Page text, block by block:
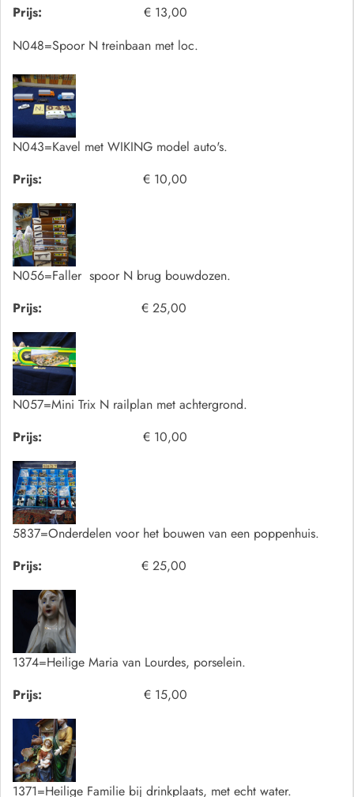
Prijs:
€ 13,00
N048=Spoor N treinbaan met loc.
N043=Kavel met WIKING model auto's.
Prijs:
€ 10,00
N056=Faller spoor N brug bouwdozen.
Prijs:
€ 25,00
N057=Mini Trix N railplan met achtergrond.
Prijs:
€ 10,00
5837=Onderdelen voor het bouwen van een poppenhuis.
Prijs:
€ 25,00
1374=Heilige Maria van Lourdes, porselein.
Prijs:
€ 15,00
1371=Heilige Familie bij drinkplaats, met echt water.